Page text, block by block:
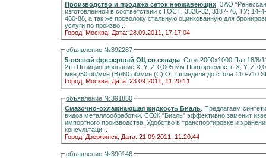
Производство и продажа сеток нержавеющих . ЗАО
изготовленной в соответствии с ГОСТ: 3826-82, 3187-76, ТУ:
460-88, а так же проволоку стальную оцинкованную для
услуги по произво...
Город: Москва; Дата: 28.09.2011, 17:17:04
объявление №392287
5-осевой фрезерный ОЦ со склада . Стол 2000х1000 Паз 18/8/110 2000(Х)1200(Y),600(Z),±110°(В),±183°(С) Вес детали
2тн Позиционирование Х, Y, Z-0,005 мм Повторяемость Х, Y, Z-0,004 мм/В,С-10 угл сек Быстрое перемещ Х,Y,Z-24 м/
Город: Москва; Дата: 23.09.2011, 11:20:11
объявление №391880
Смазочно-охлажнающая жидкость Биаль . Предлагаем
видов металлообработки. СОЖ "Биаль" эффективно заменит
импортного производства. Удобство в транспортировке и
консультаци...
Город: Дзержинск; Дата: 21.09.2011, 11:20:44
объявление №390146